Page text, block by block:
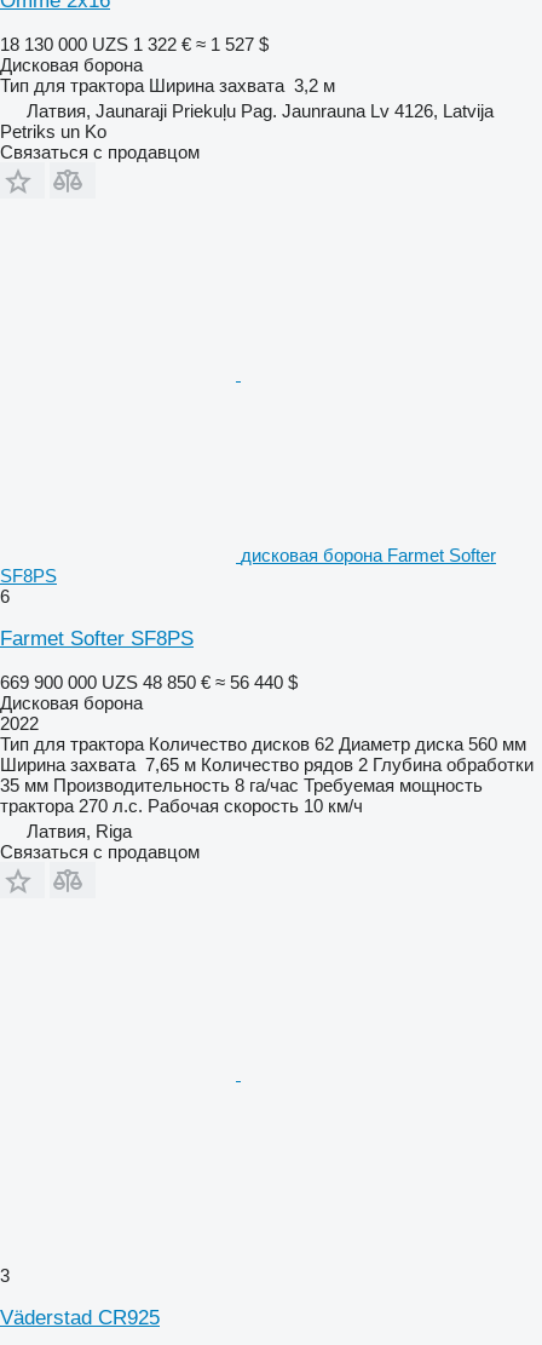
18 130 000 UZS 1 322 € ≈ 1 527 $
Дисковая борона
Тип для трактора Ширина захвата 3,2 м
Латвия, Jaunaraji Priekuļu Pag. Jaunrauna Lv 4126, Latvija
Petriks un Ko
Связаться с продавцом
дисковая борона Farmet Softer
SF8PS
6
Farmet Softer SF8PS
669 900 000 UZS 48 850 € ≈ 56 440 $
Дисковая борона
2022
Тип для трактора Количество дисков 62 Диаметр диска 560 мм
Ширина захвата 7,65 м Количество рядов 2 Глубина обработки
35 мм Производительность 8 га/час Требуемая мощность
трактора 270 л.с. Рабочая скорость 10 км/ч
Латвия, Riga
Связаться с продавцом
3
Väderstad CR925